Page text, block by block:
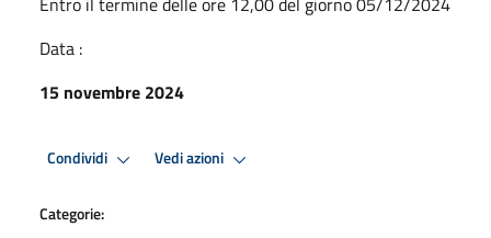
Data :
15 novembre 2024
Condividi Vedi azioni
Categorie: